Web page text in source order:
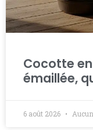
Cocotte
émaillée,
6 août 2026